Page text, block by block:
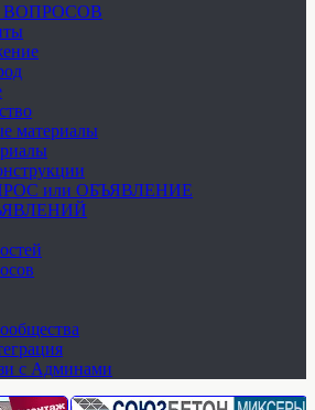
ВОПРОСОВ
материалы
или ОБЪЯВЛЕНИЕ
с Админами